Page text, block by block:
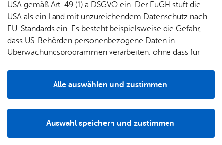
Bür­ger­meis­ter An­dre­as Hein gra­tu­lier­te den Preis­trä­ge­rin­nen und Preis­trä­
gern sowie den Leh­re­rin­nen und Leh­rern, die die Ju­gend­li­chen auf den
Wett­be­werb „Ju­gend mu­si­ziert“ vor­be­rei­te­ten, herz­lich zu den her­vor­ra­gen­
den Er­fol­gen.
USA gemäß Art. 49 (1) a DSGVO ein. Der EuGH stuft die
USA als ein Land mit unzureichendem Datenschutz nach
EU-Standards ein. Es besteht beispielsweise die Gefahr,
dass US-Behörden personenbezogene Daten in
Überwachungsprogrammen verarbeiten, ohne dass für
Auswahl speichern und zustimmen
Alle auswählen und zustimmen